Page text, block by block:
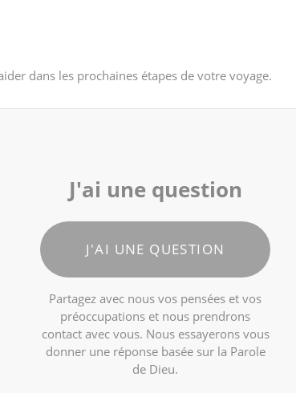
dans les prochaines étapes de votre voyage.
J'ai une question
J'AI UNE QUESTION
Partagez avec nous vos pensées et vos
préoccupations et nous prendrons
contact avec vous. Nous essayerons vous
donner une réponse basée sur la Parole
de Dieu.